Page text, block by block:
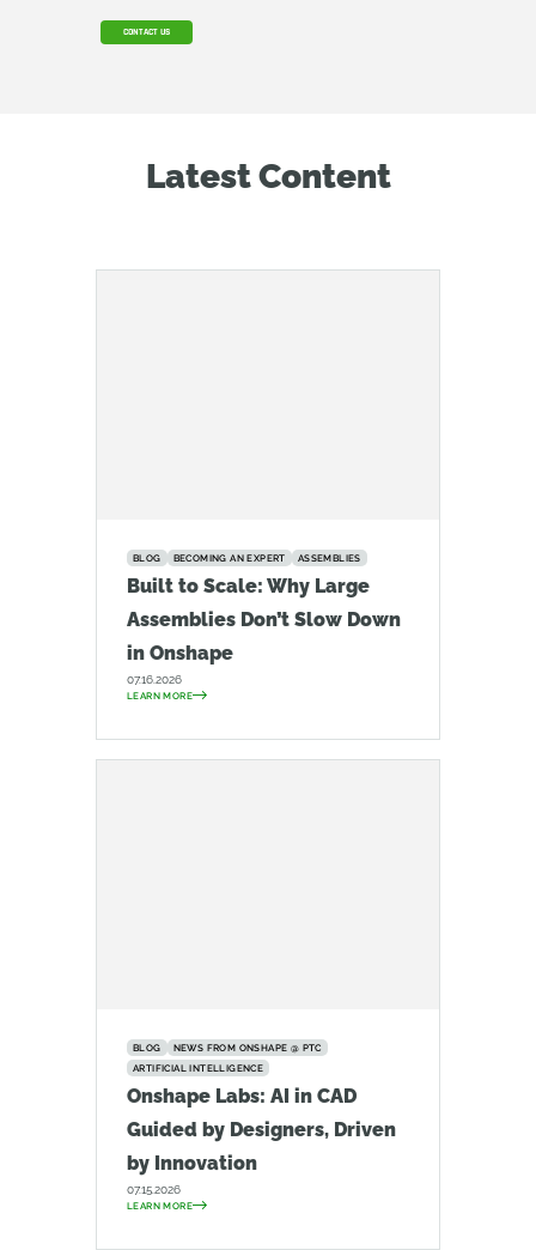
CONTACT US
Latest Content
BLOG BECOMING AN EXPERT ASSEMBLIES
Built to Scale: Why Large
Assemblies Don’t Slow Down
in Onshape
07.16.2026
LEARN MORE
BLOG
NEWS FROM ONSHAPE @ PTC
ARTIFICIAL INTELLIGENCE
Onshape Labs: AI in CAD
Guided by Designers, Driven
by Innovation
07.15.2026
LEARN MORE